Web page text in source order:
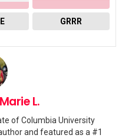
GRRR
Marie L.
of Columbia University
and featured as a #1